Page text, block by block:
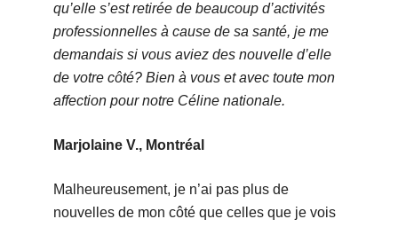
qu’elle s’est retirée de beaucoup d’activités
professionnelles à cause de sa santé, je me
demandais si vous aviez des nouvelle d’elle
de votre côté? Bien à vous et avec toute mon
affection pour notre Céline nationale.
Marjolaine V., Montréal
Malheureusement, je n’ai pas plus de
nouvelles de mon côté que celles que je vois